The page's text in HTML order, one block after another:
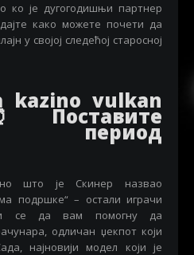
ко је дугогодишњи партнер
како можете почети да
у својој следећој старосној
kazino vulkan
Поставите
период
што је Скинер назвао
подршке“ – остали играчи
се да вам помогну да
одличан џекпот који
најновији модел који је